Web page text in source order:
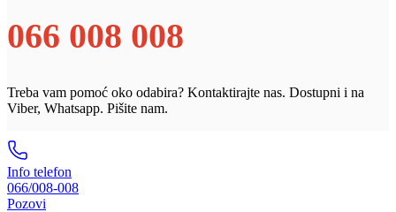
066 008 008
Treba vam pomoć oko odabira? Kontaktirajte nas. Dostupni i na
Viber, Whatsapp. Pišite nam.
Info telefon
066/008-008
Pozovi